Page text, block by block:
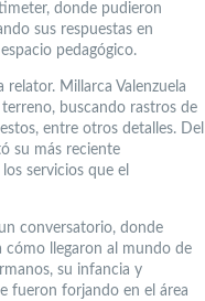
donde pudieron
sus respuestas en
pedagógico.
relator. Millarca Valenzuela
buscando rastros de
entre otros detalles. Del
su más reciente
servicios que el
conversatorio, donde
cómo llegaron al mundo de
su infancia y
fueron forjando en el área